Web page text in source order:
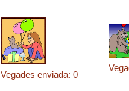
Vegades enviada: 0